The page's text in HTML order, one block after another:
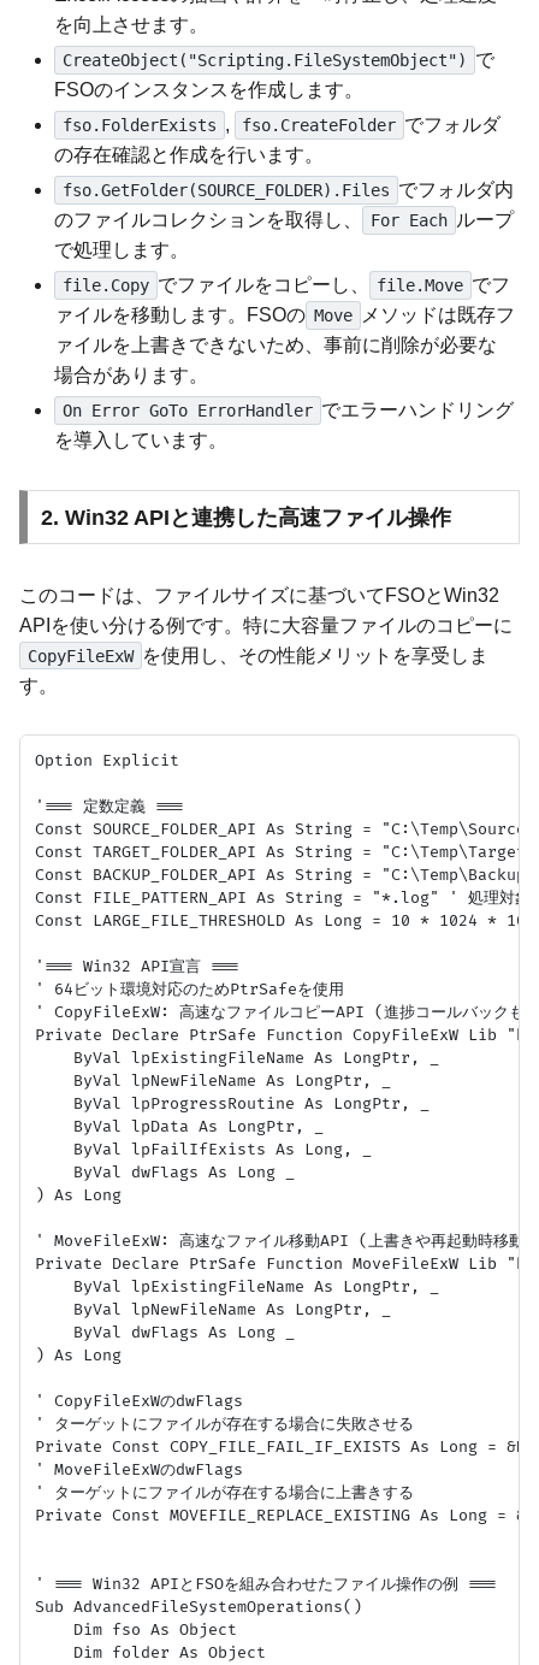
を向上させます。
CreateObject("Scripting.FileSystemObject")
で
FSOのインスタンスを作成します。
fso.FolderExists , fso.CreateFolder でフォルダ
の存在確認と作成を行います。
fso.GetFolder(SOURCE_FOLDER).Files でフォルダ内
のファイルコレクションを取得し、
For Each ループ
で処理します。
file.Copy でファイルをコピーし、 file.Move でフ
ァイルを移動します。FSOの Move
メソッドは既存フ
ァイルを上書きできないため、事前に削除が必要な
場合があります。
On Error GoTo ErrorHandler でエラーハンドリング
を導入しています。
2. Win32 APIと連携した高速ファイル操作
このコードは、ファイルサイズに基づいてFSOとWin32
APIを使い分ける例です。特に大容量ファイルのコピーに
CopyFileExW を使用し、その性能メリットを享受しま
す。
Option Explicit
'=== 定数定義 ===
Const SOURCE_FOLDER_API As String =
Const TARGET_FOLDER_API As String =
Const BACKUP_FOLDER_API As String =
Const FILE_PATTERN_API As String = "*.log" ' 処理対象
Const LARGE_FILE_THRESHOLD As Long = 10 * 1024 *
'=== Win32 API宣言 ===
' 64ビット環境対応のためPtrSafeを使用
' CopyFileExW: 高速なファイルコピーAPI (進捗コールバックも
Private Declare PtrSafe Function CopyFileExW Lib
    ByVal lpExistingFileName As LongPtr, _
    ByVal lpNewFileName As LongPtr, _
    ByVal lpProgressRoutine As LongPtr, _
    ByVal lpData As LongPtr, _
    ByVal lpFailIfExists As Long, _
    ByVal dwFlags As Long _
) As Long
' MoveFileExW: 高速なファイル移動API (上書きや再起動時移動
Private Declare PtrSafe Function MoveFileExW Lib
    ByVal lpExistingFileName As LongPtr, _
    ByVal lpNewFileName As LongPtr, _
    ByVal dwFlags As Long _
) As Long
' CopyFileExWのdwFlags
' ターゲットにファイルが存在する場合に失敗させる
Private Const COPY_FILE_FAIL_IF_EXISTS As Long =
' MoveFileExWのdwFlags
' ターゲットにファイルが存在する場合に上書きする
Private Const MOVEFILE_REPLACE_EXISTING As Long =
' === Win32 APIとFSOを組み合わせたファイル操作の例 ===
Sub AdvancedFileSystemOperations()
    Dim fso As Object
    Dim folder As Object